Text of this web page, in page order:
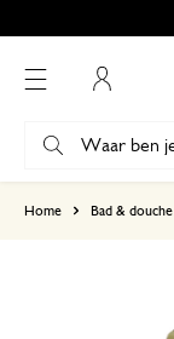
Home Bad & douche